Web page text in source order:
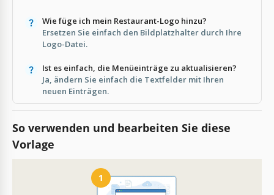
Wie füge ich mein Restaurant-Logo hinzu?
Ersetzen Sie einfach den Bildplatzhalter durch Ihre
Logo-Datei.
Ist es einfach, die Menüeinträge zu aktualisieren?
Ja, ändern Sie einfach die Textfelder mit Ihren
neuen Einträgen.
So verwenden und bearbeiten Sie diese
Vorlage
1